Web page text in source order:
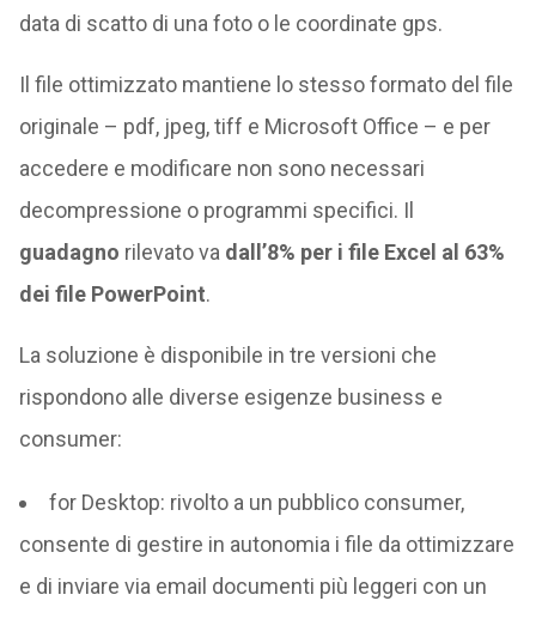
data di scatto di una foto o le coordinate gps.
Il file ottimizzato mantiene lo stesso formato del file
originale – pdf, jpeg, tiff e Microsoft Office – e per
accedere e modificare non sono necessari
decompressione o programmi specifici. Il
guadagno rilevato va dall’8% per i file Excel al 63%
dei file PowerPoint.
La soluzione è disponibile in tre versioni che
rispondono alle diverse esigenze business e
consumer:
for Desktop: rivolto a un pubblico consumer,
consente di gestire in autonomia i file da ottimizzare
e di inviare via email documenti più leggeri con un